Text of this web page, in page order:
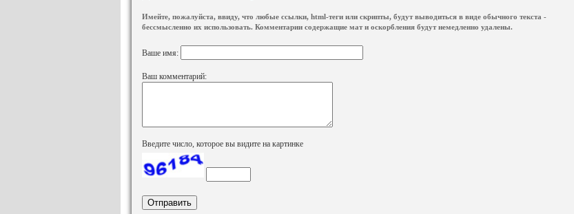
Имейте, пожалуйста, ввиду, что любые ссылки, html-теги или скрипты, будут выводиться в виде обычного текста -
бессмысленно их использовать. Комментарии содержащие мат и оскорбления будут немедленно удалены.
Ваше имя:
Ваш комментарий:
Введите число, которое вы видите на картинке